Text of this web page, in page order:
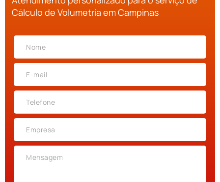
Cálculo de Volumetria em Campinas